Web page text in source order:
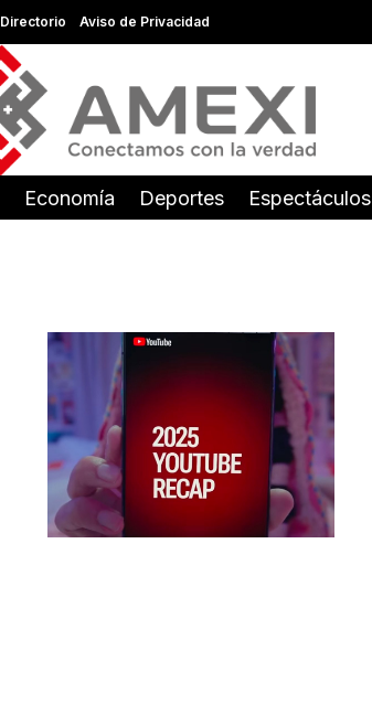
Directorio Aviso de Privacidad
Economía Deportes Espectáculos